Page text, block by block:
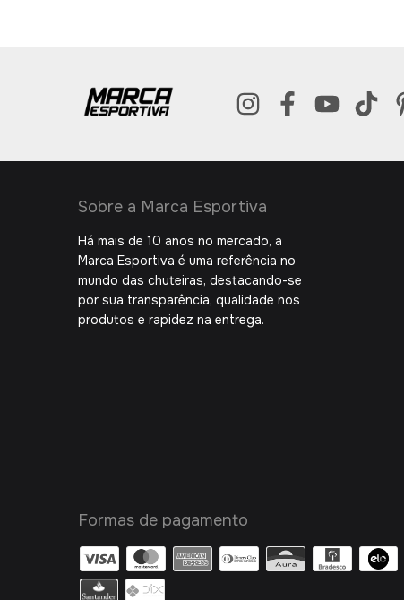
Sobre a Marca Esportiva
Há mais de 10 anos no mercado, a
Marca Esportiva é uma referência no
mundo das chuteiras, destacando-se
por sua transparência, qualidade nos
produtos e rapidez na entrega.
Formas de pagamento